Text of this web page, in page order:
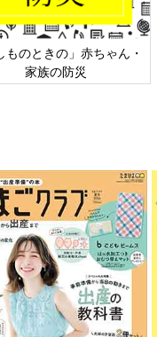
ものときの」赤ちゃん・
家族の防災